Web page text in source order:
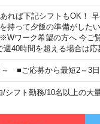
れば下記シフトもOK！
持って夕飯の準備がした
ワーク希望の方へ 今ご
40時間を超える場合は応
～ ■ご応募から最短2～3
/シフト勤務/10名以上の大